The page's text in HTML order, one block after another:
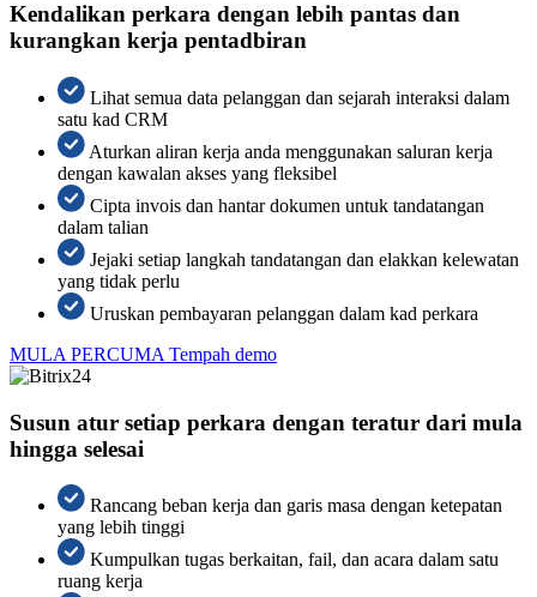
Kendalikan perkara dengan lebih pantas dan
kurangkan kerja pentadbiran
Lihat semua data pelanggan dan sejarah interaksi dalam
satu kad CRM
Aturkan aliran kerja anda menggunakan saluran kerja
dengan kawalan akses yang fleksibel
Cipta invois dan hantar dokumen untuk tandatangan
dalam talian
Jejaki setiap langkah tandatangan dan elakkan kelewatan
yang tidak perlu
Uruskan pembayaran pelanggan dalam kad perkara
MULA PERCUMA Tempah demo
Susun atur setiap perkara dengan teratur dari mula
hingga selesai
Rancang beban kerja dan garis masa dengan ketepatan
yang lebih tinggi
Kumpulkan tugas berkaitan, fail, dan acara dalam satu
ruang kerja